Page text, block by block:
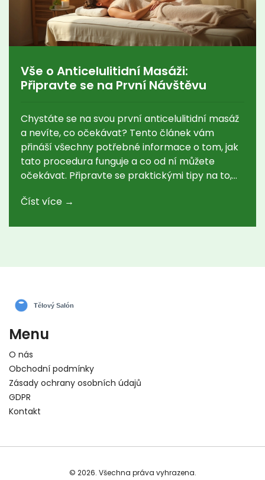
Vše o Anticelulitidní Masáži:
Připravte se na První Návštěvu
Chystáte se na svou první anticelulitidní masáž
a nevíte, co očekávat? Tento článek vám
přináší všechny potřebné informace o tom, jak
tato procedura funguje a co od ní můžete
očekávat. Připravte se praktickými tipy na to,
může pravidelná masáž pomoci v boji proti
Číst více →
Menu
O nás
Obchodní podmínky
Zásady ochrany osobních údajů
GDPR
Kontakt
© 2026. Všechna práva vyhrazena.